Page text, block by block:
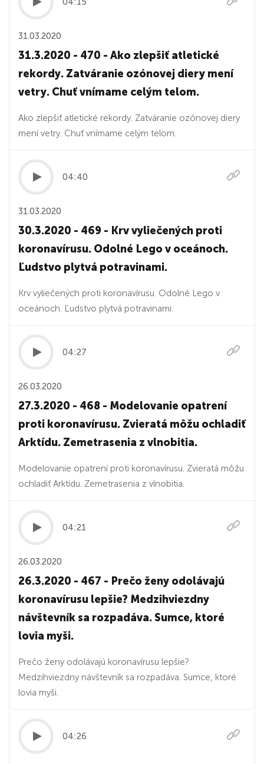
31.03.2020
31.3.2020 - 470 - Ako zlepšiť atletické
rekordy. Zatváranie ozónovej diery mení
vetry. Chuť vnímame celým telom.
Ako zlepšiť atletické rekordy. Zatváranie ozónovej diery
mení vetry. Chuť vnímame celým telom.
04:40
31.03.2020
30.3.2020 - 469 - Krv vyliečených proti
koronavírusu. Odolné Lego v oceánoch.
Ľudstvo plytvá potravinami.
Krv vyliečených proti koronavírusu. Odolné Lego v
oceánoch. Ľudstvo plytvá potravinami.
04:27
26.03.2020
27.3.2020 - 468 - Modelovanie opatrení
proti koronavírusu. Zvieratá môžu ochladiť
Arktídu. Zemetrasenia z vlnobitia.
Modelovanie opatrení proti koronavírusu. Zvieratá môžu
ochladiť Arktídu. Zemetrasenia z vlnobitia.
04:21
26.03.2020
26.3.2020 - 467 - Prečo ženy odolávajú
koronavírusu lepšie? Medzihviezdny
návštevník sa rozpadáva. Sumce, ktoré
lovia myši.
Prečo ženy odolávajú koronavírusu lepšie?
Medzihviezdny návštevník sa rozpadáva. Sumce, ktoré
lovia myši.
04:26